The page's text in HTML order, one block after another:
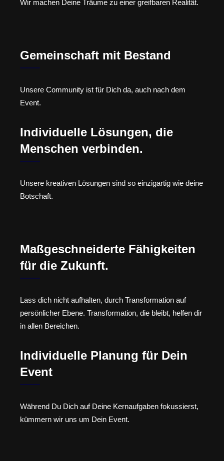
Wir machen Deine Träume zu einer greifbaren Realität.
Gemeinschaft mit Bestand
Unsere Community ist für Dich da, auch nach dem
Event.
Individuelle Lösungen, die
Menschen verbinden.
Unsere kreativen Lösungen sind so einzigartig wie deine
Botschaft.
Maßgeschneiderte Fähigkeiten
für die Zukunft.
Lass dich nicht aufhalten, durch Transformation auf
persönlicher Ebene. Transformation, die bleibt, helfen dir
in allen Bereichen.
Individuelle Planung für Dein
Event
Während Du Dich auf Deine Kernaufgaben fokussierst,
kümmern wir uns um Dein Event.